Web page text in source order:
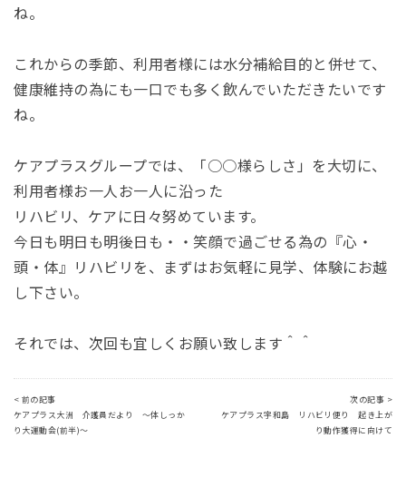
ね。
これからの季節、利用者様には水分補給目的と併せて、
健康維持の為にも一口でも多く飲んでいただきたいです
ね。
ケアプラスグループでは、「○○様らしさ」を大切に、
利用者様お一人お一人に沿った
リハビリ、ケアに日々努めています。
今日も明日も明後日も・・笑顔で過ごせる為の『心・
頭・体』リハビリを、まずはお気軽に見学、体験にお越
し下さい。
それでは、次回も宜しくお願い致します＾＾
< 前の記事
ケアプラス大洲 介護員だより ～体しっか
り大運動会(前半)～
次の記事 >
ケアプラス宇和島 リハビリ便り 起き上が
り動作獲得に向けて